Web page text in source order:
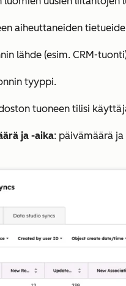
aiheuttaneiden
lähde (esim. CRM-
tyyppi.
tuoneen tilisi
ja -aika: päivämäärä